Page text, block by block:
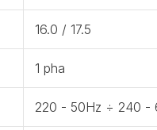
16.0 / 17.5
1 pha
220 - 50Hz ÷ 240 -